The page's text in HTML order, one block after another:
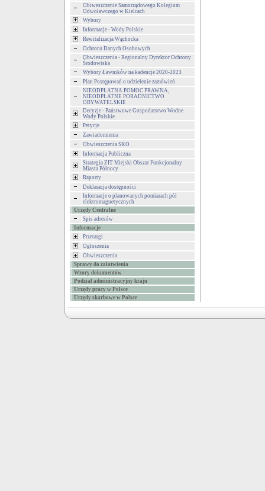
Obiweszczenie Samorządowego Kolegium
Odwoławczego w Kielcach
Wybory
Informacje - Wody Polskie
Rewitalizacja Wąchocka
Ochrona Danych Osobowych
Obwieszczenia - Regionalny Dyrektor Ochrony
Środowiska
Wybory Ławników na kadencje 2020-2023
Plan Postępowań o udzielenie zamówień
NIEODPŁATNA POMOC PRAWNA,
NIEODPŁATNE PORADNICTWO
OBYWATELSKIE
Decyzje - Państwowe Gospodarstwo Wodne
Wody Polskie
Petycje
Zawiadomienia
Obwieszczenia SKO
Informacja Publiczna
Strategia ZIT Miejski Obszar Funkcjonalny
Miasta Północy
Raporty
Deklaracja dostępności
Informacje o planowanych pomiarach pól
elektromagnetycznych
Urzędy Centralne
Spis adresów
Informacje
Przetargi
Ogłoszenia
Obwieszczenia
Sprawy do załatwienia
Wzory dokumentów
Podział administracyjny kraju
Urzędy pracy w Polsce
Urzędy skarbowe w Polsce